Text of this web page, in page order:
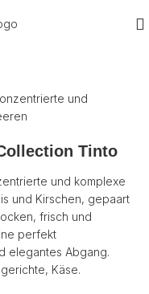
Tinto
und komplexe
und Kirschen, gepaart
frisch und
perfekt
elegantes Abgang.
Käse.